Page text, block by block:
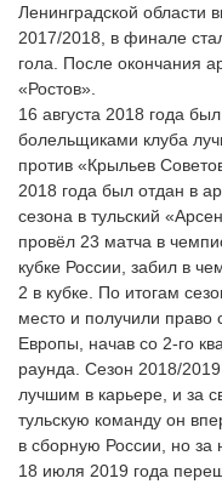
Ленинградской области
2017/2018, в финале
гола. После окончания
«Ростов».
16 августа 2018 года
болельщиками клуба
против «Крыльев
2018 года был отдан в
сезона в тульский
провёл 23 матча в
кубке России, забил в
2 в кубке. По итогам
место и получили право
Европы, начав со 2-го
раунда. Сезон 2018/
лучшим в карьере, и за
тульскую команду он
в сборную России, но за
18 июля 2019 года